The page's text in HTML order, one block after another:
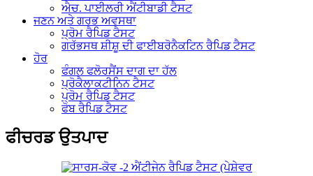
ਐਚ. ਪਾਈਲਰੀ ਐਂਟੀਬਾਡੀ ਟੈਸਟ
ਜਣਨ ਅਤੇ ਗਰਭ ਅਵਸਥਾ
ਪ੍ਰੋਮ ਰੈਪਿਡ ਟੈਸਟ
ਗਰੱਭਸਥ ਸ਼ੀਸ਼ੂ ਦੀ ਫਾਈਬਰੋਨੈਕਟਿਨ ਰੈਪਿਡ ਟੈਸਟ
ਹੋਰ
ਫੰਗਲ ਫਲੋਰਸੈਂਸ ਦਾਗ ਦਾ ਹੱਲ
ਪ੍ਰੋਕੈਲਾਕਟੀਨਿਨ ਟੈਸਟ
ਪ੍ਰੋਮ ਰੈਪਿਡ ਟੈਸਟ
ਫੋਬ ਰੈਪਿਡ ਟੈਸਟ
ਫੀਚਰਡ ਉਤਪਾਦ